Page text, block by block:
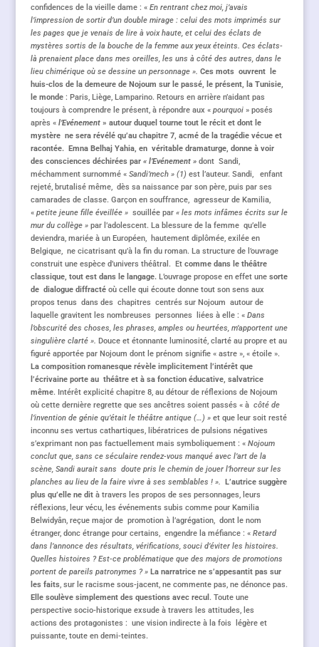
confidences de la vieille dame : « En rentrant chez moi, j’avais
l’impression de sortir d’un double mirage : celui des mots imprimés sur
les pages que je venais de lire à voix haute, et celui des éclats de
mystères sortis de la bouche de la femme aux yeux éteints. Ces éclats-
là prenaient place dans mes oreilles, les uns à côté des autres, dans le
lieu chimérique où se dessine un personnage ». Ces mots ouvrent le
huis-clos de la demeure de Nojoum sur le passé, le présent, la Tunisie,
le monde: Paris, Liège, Lamparino. Retours en arrière n’aidant pas
toujours à comprendre le présent, à répondre aux « pourquoi » posés
après « l’Evénement » autour duquel tourne tout le récit et dont le
mystère ne sera révélé qu’au chapitre 7, acmé de la tragédie vécue et
racontée. Emna Belhaj Yahia, en véritable dramaturge, donne à voir
des consciences déchirées par « l’Evénement »dont Sandi,
méchamment surnommé « Sandi’mech » (1) est l’auteur. Sandi, enfant
rejeté, brutalisé même, dès sa naissance par son père, puis par ses
camarades de classe. Garçon en souffrance, agresseur de Kamilia,
« petite jeune fille éveillée » souillée par « les mots infâmes écrits sur le
mur du collège »par l’adolescent. La blessure de la femme qu’elle
deviendra, mariée à un Européen, hautement diplômée, exilée en
Belgique, ne cicatrisant qu’à la fin du roman. La structure de l’ouvrage
construit une espèce d’univers théâtral. Etcomme dans le théâtre
classique, tout est dans le langage.L’ouvrage propose en effet une sorte
de dialogue diffracté où celle qui écoute donne tout son sens aux
propos tenus dans des chapitres centrés sur Nojoum autour de
laquelle gravitent les nombreuses personnes liées à elle : « Dans
l’obscurité des choses, les phrases, amples ou heurtées, m’apportent une
singulière clarté ». Douce et étonnante luminosité, clarté au propre et au
figuré apportée par Nojoum dont le prénom signifie « astre », « étoile ».
La composition romanesque révèle implicitement l’intérêt que
l’écrivaine porte au théâtre et à sa fonction éducative, salvatrice
même. Intérêt explicité chapitre 8, au détour de réflexions de Nojoum
où cette dernière regrette que ses ancêtres soient passés « àcôté de
l’invention de génie qu’était le théâtre antique (…) »et que leur soit resté
inconnu ses vertus cathartiques, libératrices de pulsions négatives
s’exprimant non pas factuellement mais symboliquement : « Nojoum
conclut que, sans ce séculaire rendez-vous manqué avec l’art de la
scène, Sandi aurait sans doute pris le chemin de jouer l’horreur sur les
planches au lieu de la faire vivre à ses semblables ! ». L’autrice suggère
plus qu’elle ne dità travers les propos de ses personnages, leurs
réflexions, leur vécu, les événements subis comme pour Kamilia
Belwidyân, reçue major de promotion à l’agrégation, dont le nom
étranger, donc étrange pour certains, engendre la méfiance : « Retard
dans l’annonce des résultats, vérifications, souci d’éviter les histoires.
Quelles histoires ? Est-ce problématique que des majors de promotions
portent de pareils patronymes ? » La narratrice ne s’appesantit pas sur
les faits, sur le racisme sous-jacent, ne commente pas, ne dénonce pas.
Elle soulève simplement des questions avec recul . Toute une
perspective socio-historique exsude à travers les attitudes, les
actions des protagonistes : une vision indirecte à la fois légère et
puissante, toute en demi-teintes.